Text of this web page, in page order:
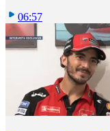
06:57